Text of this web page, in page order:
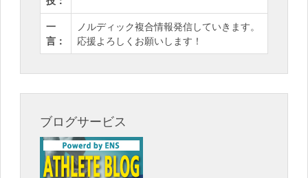
一
言：
ノルディック複合情報発信していきます。
応援よろしくお願いします！
ブログサービス